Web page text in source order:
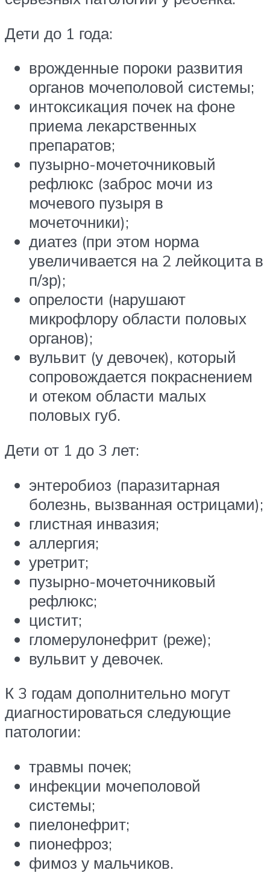
Дети до 1 года:
врожденные пороки развития
органов мочеполовой системы;
интоксикация почек на фоне
приема лекарственных
препаратов;
пузырно-мочеточниковый
рефлюкс (заброс мочи из
мочевого пузыря в
мочеточники);
диатез (при этом норма
увеличивается на 2 лейкоцита в
п/зр);
опрелости (нарушают
микрофлору области половых
органов);
вульвит (у девочек), который
сопровождается покраснением
и отеком области малых
половых губ.
Дети от 1 до 3 лет:
энтеробиоз (паразитарная
болезнь, вызванная острицами);
глистная инвазия;
аллергия;
уретрит;
пузырно-мочеточниковый
рефлюкс;
цистит;
гломерулонефрит (реже);
вульвит у девочек.
К 3 годам дополнительно могут
диагностироваться следующие
патологии:
травмы почек;
инфекции мочеполовой
системы;
пиелонефрит;
пионефроз;
фимоз у мальчиков.